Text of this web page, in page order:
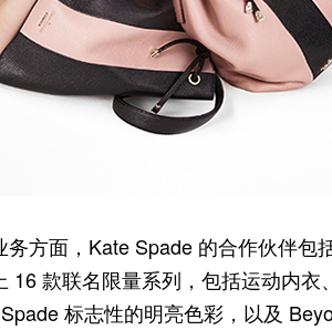
务方面，Kate Spade 的合作伙伴包
16 款联名限量系列，包括运动内
标志性的明亮色彩，以及